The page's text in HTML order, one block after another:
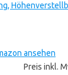
ansehen
Preis inkl.